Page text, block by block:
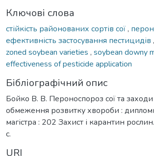
Ключові слова
стійкість районованих сортів сої,
ефективність застосування пестицидів ,
zoned soybean varieties , soybean downy
effectiveness of pesticide application
Бібліографічний опис
Бойко В. В. Пероноспороз сої та
обмеження розвитку хвороби :
магістра : 202 Захист і карантин
с.
URI